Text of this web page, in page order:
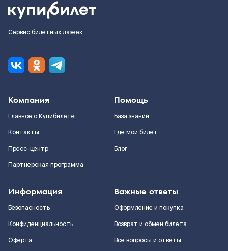
Сервис билетных лазеек
Компания
Главное о Купибилете
Контакты
Пресс-центр
Партнерская программа
Помощь
База знаний
Где мой билет
Блог
Информация
Безопасность
Конфиденциальность
Оферта
Важные ответы
Оформление и покупка
Возврат и обмен билета
Все вопросы и ответы